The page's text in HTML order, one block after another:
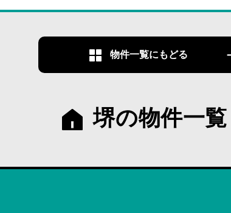
物件一覧にもどる
堺の物件一覧